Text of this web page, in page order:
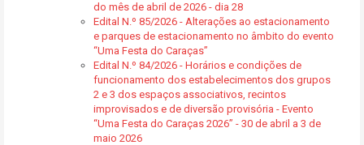
do mês de abril de 2026 - dia 28
Edital N.º 85/2026 - Alterações ao estacionamento
e parques de estacionamento no âmbito do evento
“Uma Festa do Caraças”
Edital N.º 84/2026 - Horários e condições de
funcionamento dos estabelecimentos dos grupos
2 e 3 dos espaços associativos, recintos
improvisados e de diversão provisória - Evento
“Uma Festa do Caraças 2026” - 30 de abril a 3 de
maio 2026